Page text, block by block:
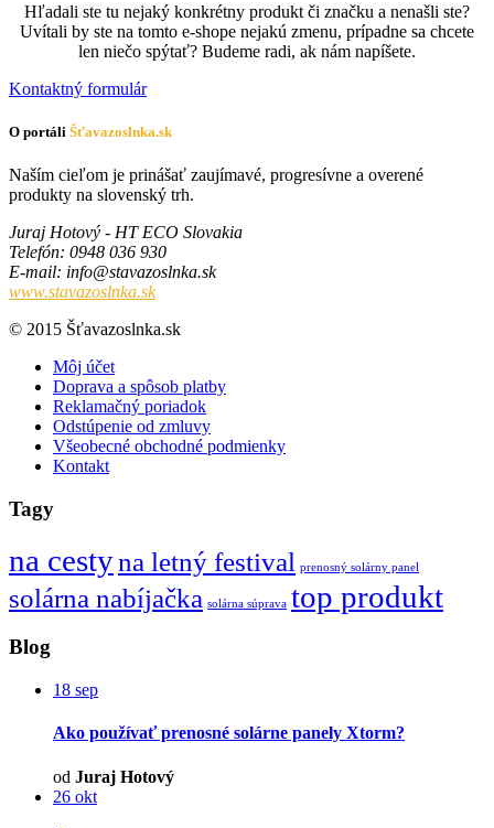
Hľadali ste tu nejaký konkrétny produkt či značku a nenašli ste?
Uvítali by ste na tomto e-shope nejakú zmenu, prípadne sa chcete
len niečo spýtať? Budeme radi, ak nám napíšete.
Kontaktný formulár
O portáli Šťavazoslnka.sk
Naším cieľom je prinášať zaujímavé, progresívne a overené
produkty na slovenský trh.
Juraj Hotový - HT ECO Slovakia
Telefón: 0948 036 930
E-mail: ks.aknlsozavats@ofni
www.stavazoslnka.sk
© 2015 Šťavazoslnka.sk
Môj účet
Doprava a spôsob platby
Reklamačný poriadok
Odstúpenie od zmluvy
Všeobecné obchodné podmienky
Kontakt
Tagy
na cestyna letný festival prenosný solárny panel
solárna nabíjačka solárna súprava top produkt
Blog
18 sep
Ako používať prenosné solárne panely Xtorm?
od Juraj Hotový
26 okt